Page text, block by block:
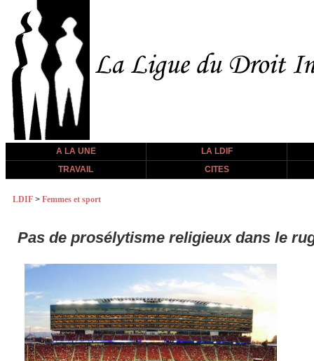
A LA UNE
LA LDIF
TRAVAIL
CITES
LDIF > Femmes et sport
Pas de prosélytisme religieux dans le